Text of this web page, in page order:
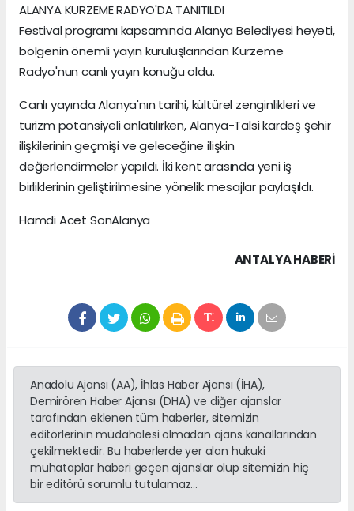
ALANYA KURZEME RADYO'DA TANITILDI
Festival programı kapsamında Alanya Belediyesi heyeti,
bölgenin önemli yayın kuruluşlarından Kurzeme
Radyo'nun canlı yayın konuğu oldu.
Canlı yayında Alanya'nın tarihi, kültürel zenginlikleri ve
turizm potansiyeli anlatılırken, Alanya-Talsi kardeş şehir
ilişkilerinin geçmişi ve geleceğine ilişkin
değerlendirmeler yapıldı. İki kent arasında yeni iş
birliklerinin geliştirilmesine yönelik mesajlar paylaşıldı.
Hamdi Acet SonAlanya
ANTALYA HABERİ
Anadolu Ajansı (AA), İhlas Haber Ajansı (İHA),
Demirören Haber Ajansı (DHA) ve diğer ajanslar
tarafından eklenen tüm haberler, sitemizin
editörlerinin müdahalesi olmadan ajans kanallarından
çekilmektedir. Bu haberlerde yer alan hukuki
muhataplar haberi geçen ajanslar olup sitemizin hiç
bir editörü sorumlu tutulamaz...